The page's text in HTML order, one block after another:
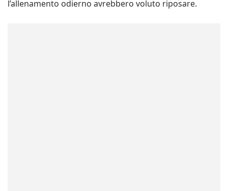
l’allenamento odierno avrebbero voluto riposare.